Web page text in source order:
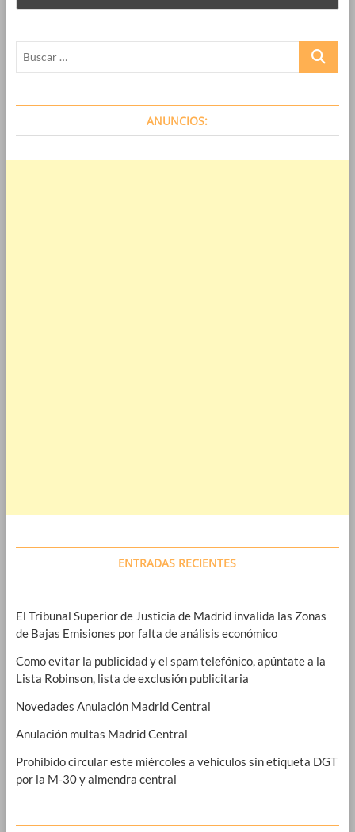
Buscar
ANUNCIOS:
ENTRADAS RECIENTES
El Tribunal Superior de Justicia de Madrid invalida las Zonas
de Bajas Emisiones por falta de análisis económico
Como evitar la publicidad y el spam telefónico, apúntate a la
Lista Robinson, lista de exclusión publicitaria
Novedades Anulación Madrid Central
Anulación multas Madrid Central
Prohibido circular este miércoles a vehículos sin etiqueta DGT
por la M-30 y almendra central